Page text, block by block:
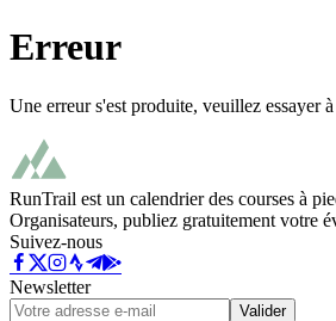
Erreur
Une erreur s'est produite, veuillez essayer
RunTrail est un calendrier des courses à
Organisateurs, publiez gratuitement votre
Suivez-nous
Newsletter
Valider